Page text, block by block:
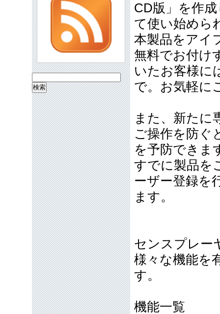
CD版」を作
て使い始めら
本製品をアイ
無料でお付け
いたお客様に
で。お気軽に
また、新たに
ご操作を防ぐ
を予防できま
すでに製品を
ーザー登録を
ます。
センスプレー
様々な機能を
す。
機能一覧
索: